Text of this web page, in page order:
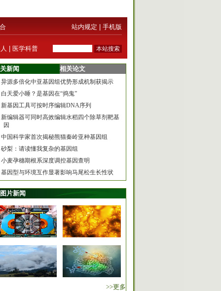
站内规定 手机版
医学科普
新闻 相关论文
异源多倍化中亚基因组优势形成机制获揭示
白天爱小睡？是基因在“捣鬼”
新基因工具可按时序编辑DNA序列
新编辑器可同时高效编辑水稻四个除草剂靶基
因
中国科学家首次揭秘熊猫秦岭亚种基因组
砂梨：请读懂我复杂的基因组
小麦孕穗期根系深度调控基因查明
基因型与环境互作显著影响马尾松生长性状
图片新闻
>>更多